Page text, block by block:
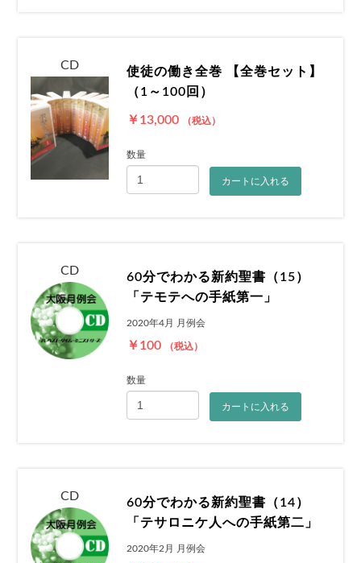
CD
使徒の働き全巻 【全巻セット】
（1～100回）
￥13,000 （税込）
数量
カートに入れる
CD
60分でわかる新約聖書（15）
「テモテへの手紙第一」
2020年4月 月例会
￥100 （税込）
数量
カートに入れる
CD
60分でわかる新約聖書（14）
「テサロニケ人への手紙第二」
2020年2月 月例会